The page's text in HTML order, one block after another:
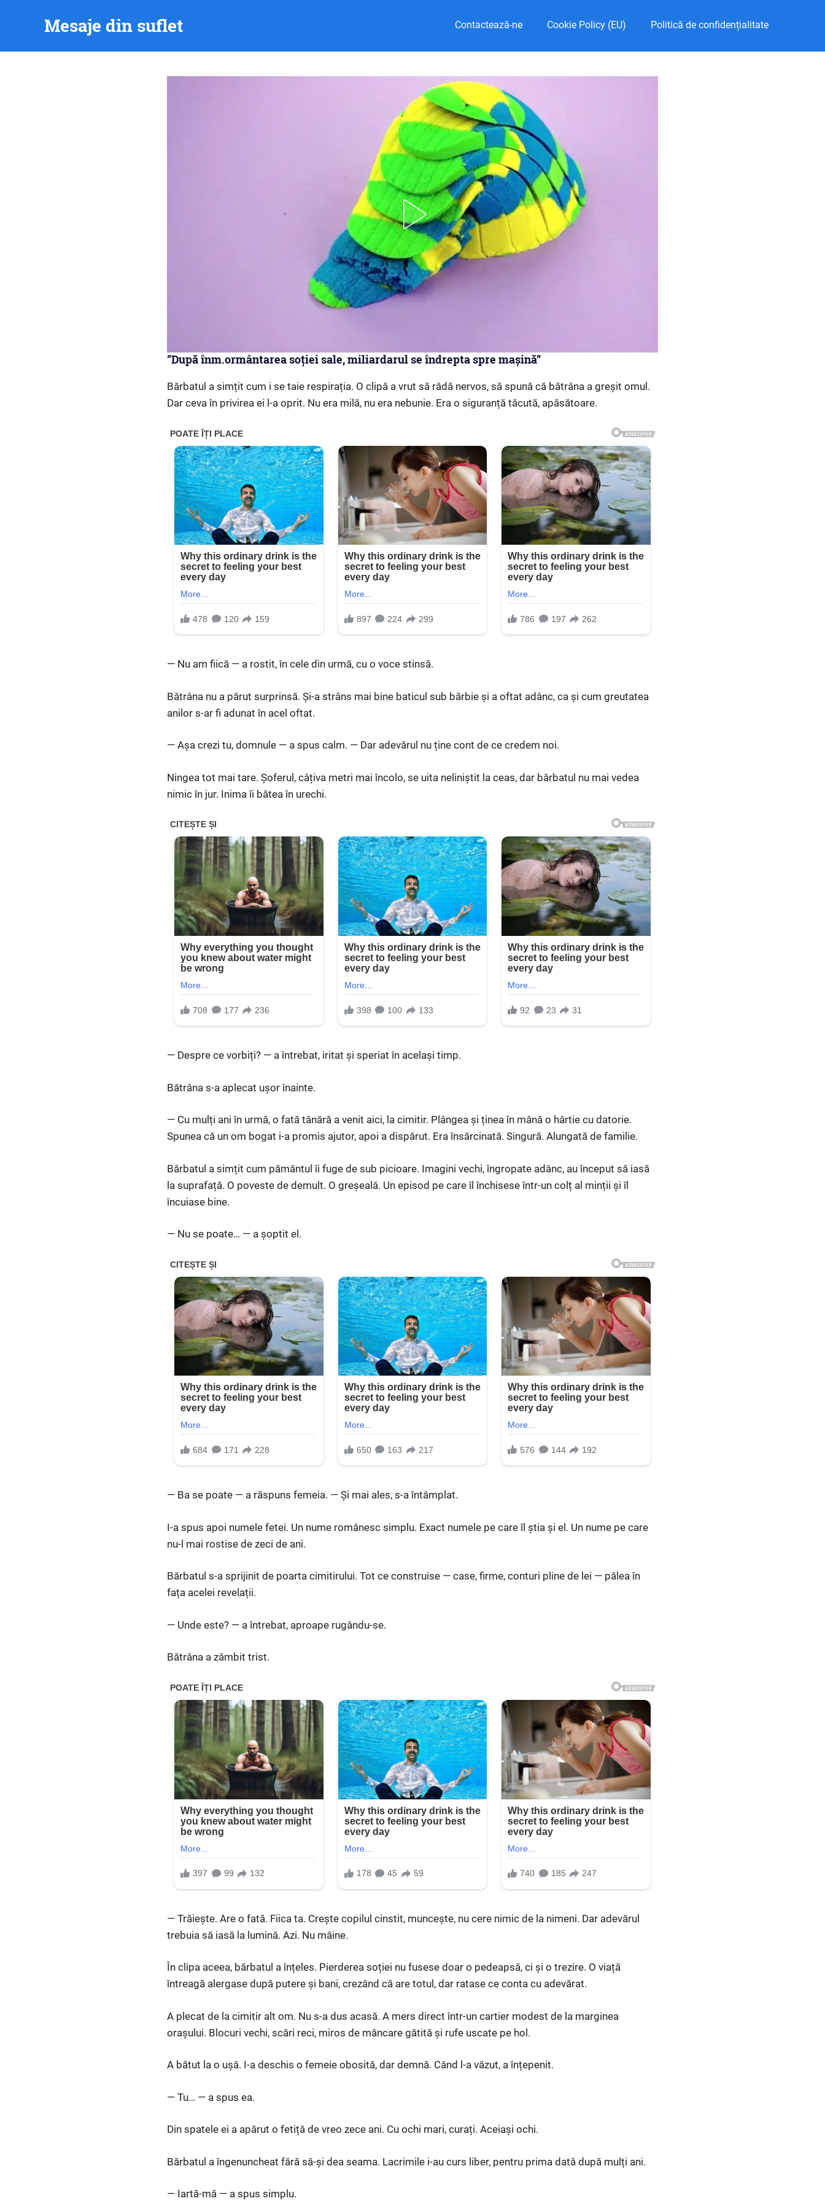
Mesaje din suflet Contactează-ne Cookie Policy (EU) Politică de confidențialitate
”După înm.ormântarea soției sale, miliardarul se îndrepta spre mașină”
Bărbatul a simțit cum i se taie respirația. O clipă a vrut să râdă nervos, să spună că bătrâna a greșit omul.
Dar ceva în privirea ei l-a oprit. Nu era milă, nu era nebunie. Era o siguranță tăcută, apăsătoare.
— Nu am fiică — a rostit, în cele din urmă, cu o voce stinsă.
Bătrâna nu a părut surprinsă. Și-a strâns mai bine baticul sub bărbie și a oftat adânc, ca și cum greutatea
anilor s-ar fi adunat în acel oftat.
— Așa crezi tu, domnule — a spus calm. — Dar adevărul nu ține cont de ce credem noi.
Ningea tot mai tare. Șoferul, câțiva metri mai încolo, se uita neliniștit la ceas, dar bărbatul nu mai vedea
nimic în jur. Inima îi bătea în urechi.
— Despre ce vorbiți? — a întrebat, iritat și speriat în același timp.
Bătrâna s-a aplecat ușor înainte.
— Cu mulți ani în urmă, o fată tânără a venit aici, la cimitir. Plângea și ținea în mână o hârtie cu datorie.
Spunea că un om bogat i-a promis ajutor, apoi a dispărut. Era însărcinată. Singură. Alungată de familie.
Bărbatul a simțit cum pământul îi fuge de sub picioare. Imagini vechi, îngropate adânc, au început să iasă
la suprafață. O poveste de demult. O greșeală. Un episod pe care îl închisese într-un colț al minții și îl
încuiase bine.
— Nu se poate… — a șoptit el.
— Ba se poate — a răspuns femeia. — Și mai ales, s-a întâmplat.
I-a spus apoi numele fetei. Un nume românesc simplu. Exact numele pe care îl știa și el. Un nume pe care
nu-l mai rostise de zeci de ani.
Bărbatul s-a sprijinit de poarta cimitirului. Tot ce construise — case, firme, conturi pline de lei — pălea în
fața acelei revelații.
— Unde este? — a întrebat, aproape rugându-se.
Bătrâna a zâmbit trist.
— Trăiește. Are o fată. Fiica ta. Crește copilul cinstit, muncește, nu cere nimic de la nimeni. Dar adevărul
trebuia să iasă la lumină. Azi. Nu mâine.
În clipa aceea, bărbatul a înțeles. Pierderea soției nu fusese doar o pedeapsă, ci și o trezire. O viață
întreagă alergase după putere și bani, crezând că are totul, dar ratase ce conta cu adevărat.
A plecat de la cimitir alt om. Nu s-a dus acasă. A mers direct într-un cartier modest de la marginea
orașului. Blocuri vechi, scări reci, miros de mâncare gătită și rufe uscate pe hol.
A bătut la o ușă. I-a deschis o femeie obosită, dar demnă. Când l-a văzut, a înțepenit.
— Tu… — a spus ea.
Din spatele ei a apărut o fetiță de vreo zece ani. Cu ochi mari, curați. Aceiași ochi.
Bărbatul a îngenuncheat fără să-și dea seama. Lacrimile i-au curs liber, pentru prima dată după mulți ani.
— Iartă-mă — a spus simplu.